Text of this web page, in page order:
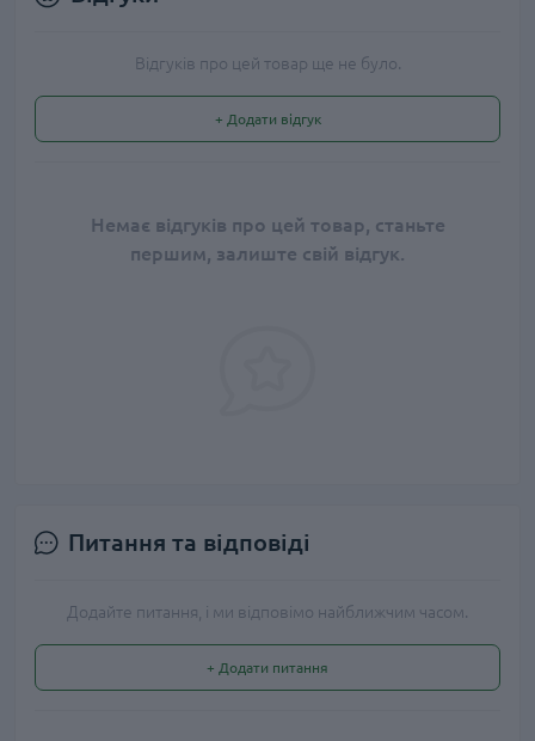
Відгуків про цей товар ще не було.
+ Додати відгук
Немає відгуків про цей товар, станьте
першим, залиште свій відгук.
Питання та відповіді
Додайте питання, і ми відповімо найближчим часом.
+ Додати питання